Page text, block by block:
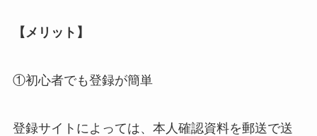
【メリット】
①初心者でも登録が簡単
登録サイトによっては、本人確認資料を郵送で送